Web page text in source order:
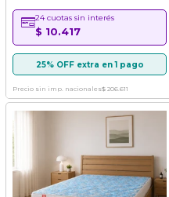
24 cuotas sin interés
$ 10.417
25% OFF extra en 1 pago
Precio sin imp. nacionales$ 206.611